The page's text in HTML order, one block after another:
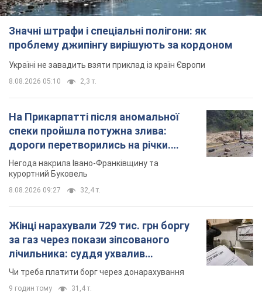
Значні штрафи і спеціальні полігони: як
проблему джипінгу вирішують за кордоном
Україні не завадить взяти приклад із країн Європи
8.08.2026 05:10 2,3 т.
На Прикарпатті після аномальної
спеки пройшла потужна злива:
дороги перетворились на річки.
Відео
Негода накрила Івано-Франківщину та
курортний Буковель
8.08.2026 09:27 32,4 т.
Жінці нарахували 729 тис. грн боргу
за газ через покази зіпсованого
лічильника: суддя ухвалив
неочікуване рішення
Чи треба платити борг через донарахування
9 годин тому 31,4 т.